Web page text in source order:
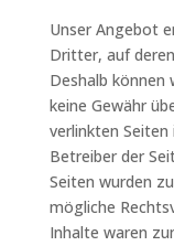
Unser Angebot
Dritter, auf
Deshalb können
keine Gewähr
verlinkten
Betreiber der
Seiten wurden
mögliche
Inhalte waren